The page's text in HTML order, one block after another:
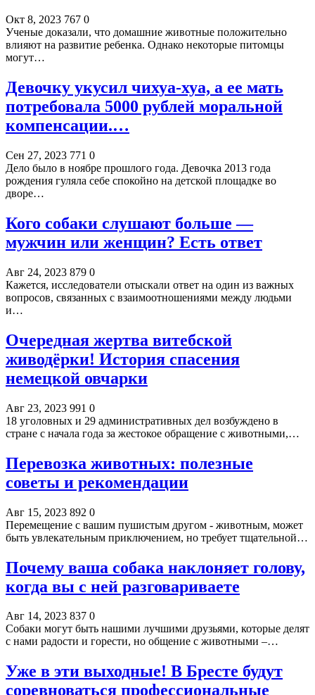
Окт 8, 2023 767 0
Ученые доказали, что домашние животные положительно
влияют на развитие ребенка. Однако некоторые питомцы
могут…
Девочку укусил чихуа-хуа, а ее мать
потребовала 5000 рублей моральной
компенсации.…
Сен 27, 2023 771 0
Дело было в ноябре прошлого года. Девочка 2013 года
рождения гуляла себе спокойно на детской площадке во
дворе…
Кого собаки слушают больше —
мужчин или женщин? Есть ответ
Авг 24, 2023 879 0
Кажется, исследователи отыскали ответ на один из важных
вопросов, связанных с взаимоотношениями между людьми
и…
Очередная жертва витебской
живодёрки! История спасения
немецкой овчарки
Авг 23, 2023 991 0
18 уголовных и 29 административных дел возбуждено в
стране с начала года за жестокое обращение с животными,…
Перевозка животных: полезные
советы и рекомендации
Авг 15, 2023 892 0
Перемещение с вашим пушистым другом - животным, может
быть увлекательным приключением, но требует тщательной…
Почему ваша собака наклоняет голову,
когда вы с ней разговариваете
Авг 14, 2023 837 0
Собаки могут быть нашими лучшими друзьями, которые делят
с нами радости и горести, но общение с животными –…
Уже в эти выходные! В Бресте будут
соревноваться профессиональные